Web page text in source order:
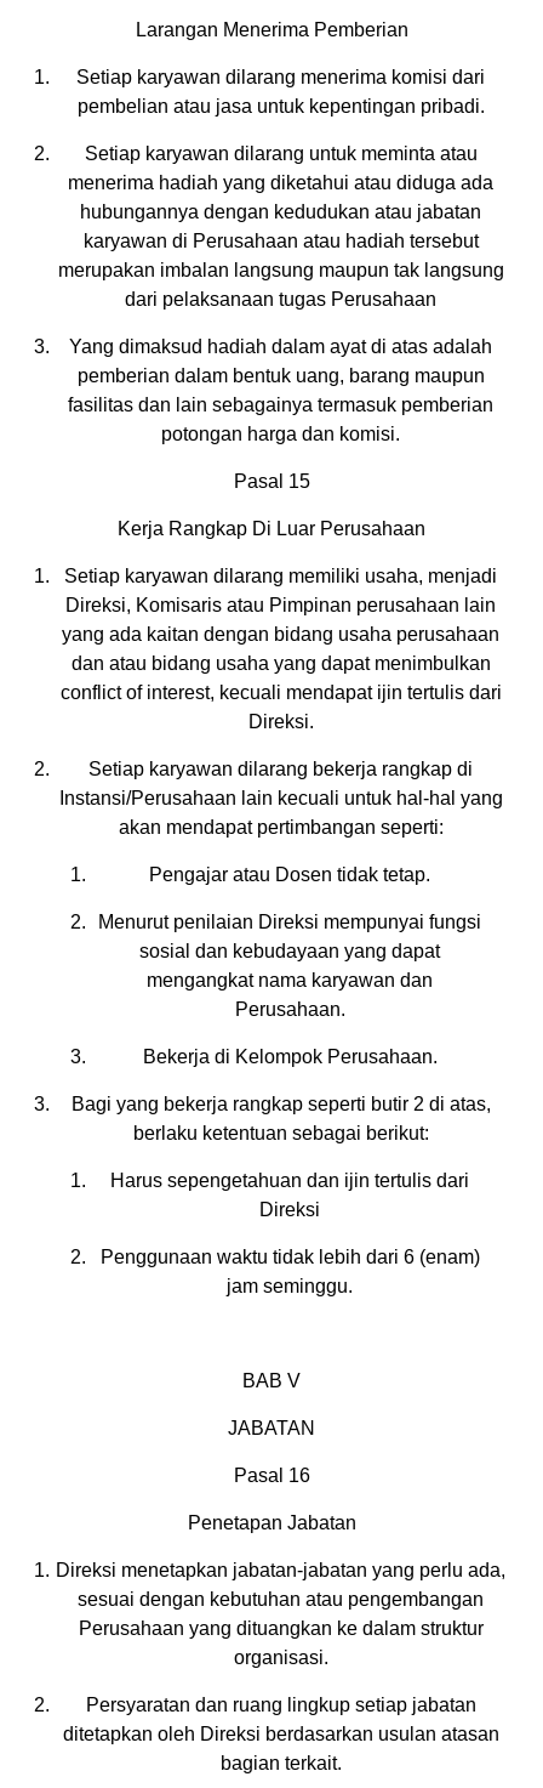
Larangan Menerima Pemberian
Setiap karyawan dilarang menerima komisi dari
pembelian atau jasa untuk kepentingan pribadi.
Setiap karyawan dilarang untuk meminta atau
menerima hadiah yang diketahui atau diduga ada
hubungannya dengan kedudukan atau jabatan
karyawan di Perusahaan atau hadiah tersebut
merupakan imbalan langsung maupun tak langsung
dari pelaksanaan tugas Perusahaan
Yang dimaksud hadiah dalam ayat di atas adalah
pemberian dalam bentuk uang, barang maupun
fasilitas dan lain sebagainya termasuk pemberian
potongan harga dan komisi.
Pasal 15
Kerja Rangkap Di Luar Perusahaan
Setiap karyawan dilarang memiliki usaha, menjadi
Direksi, Komisaris atau Pimpinan perusahaan lain
yang ada kaitan dengan bidang usaha perusahaan
dan atau bidang usaha yang dapat menimbulkan
conflict of interest, kecuali mendapat ijin tertulis dari
Direksi.
Setiap karyawan dilarang bekerja rangkap di
Instansi/Perusahaan lain kecuali untuk hal-hal yang
akan mendapat pertimbangan seperti:
Pengajar atau Dosen tidak tetap.
Menurut penilaian Direksi mempunyai fungsi
sosial dan kebudayaan yang dapat
mengangkat nama karyawan dan
Perusahaan.
Bekerja di Kelompok Perusahaan.
Bagi yang bekerja rangkap seperti butir 2 di atas,
berlaku ketentuan sebagai berikut:
Harus sepengetahuan dan ijin tertulis dari
Direksi
Penggunaan waktu tidak lebih dari 6 (enam)
jam seminggu.
BAB V
JABATAN
Pasal 16
Penetapan Jabatan
Direksi menetapkan jabatan-jabatan yang perlu ada,
sesuai dengan kebutuhan atau pengembangan
Perusahaan yang dituangkan ke dalam struktur
organisasi.
Persyaratan dan ruang lingkup setiap jabatan
ditetapkan oleh Direksi berdasarkan usulan atasan
bagian terkait.